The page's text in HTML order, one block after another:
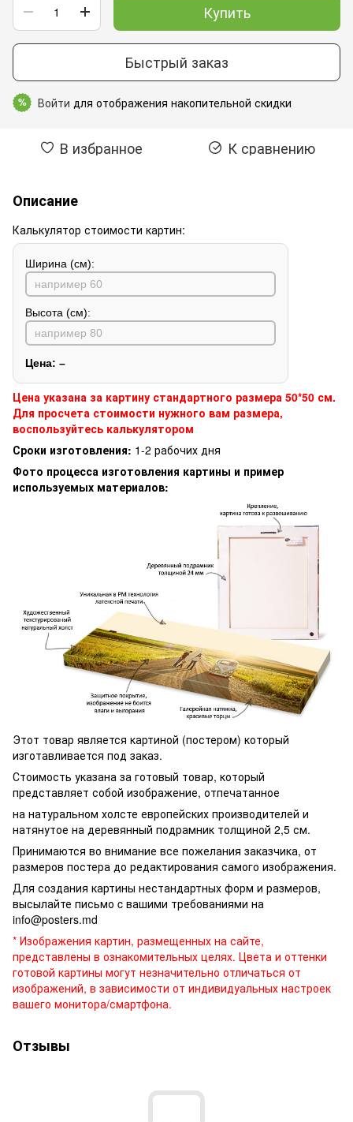
Купить
Быстрый заказ
% Войти для отображения накопительной скидки
В избранное К сравнению
Описание
Калькулятор стоимости картин:
Ширина (см):
Высота (см):
Цена: –
Цена указана за картину стандартного размера 50*50 см.
Для просчета стоимости нужного вам размера,
воспользуйтесь калькулятором
Сроки изготовления: 1-2 рабочих дня
Фото процесса изготовления картины и пример
используемых материалов:
Этот товар является картиной (постером) который
изготавливается под заказ.
Стоимость указана за готовый товар, который
представляет собой изображение, отпечатанное
на натуральном холсте европейских производителей и
натянутое на деревянный подрамник толщиной 2,5 см.
Принимаются во внимание все пожелания заказчика, от
размеров постера до редактирования самого изображения.
Для создания картины нестандартных форм и размеров,
высылайте письмо c вашими требованиями на
info@posters.md
* Изображения картин, размещенных на сайте,
представлены в ознакомительных целях. Цвета и оттенки
готовой картины могут незначительно отличаться от
изображений, в зависимости от индивидуальных настроек
вашего монитора/смартфона.
Отзывы